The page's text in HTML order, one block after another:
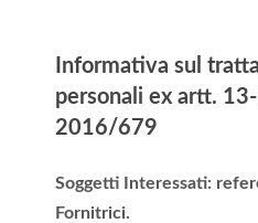
Informativa sul
personali ex artt.
2016/679
Soggetti Interessati:
Fornitrici.